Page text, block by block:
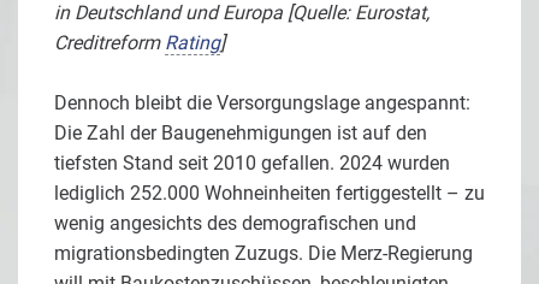
in Deutschland und Europa [Quelle: Eurostat,
Creditreform Rating]
Dennoch bleibt die Versorgungslage angespannt:
Die Zahl der Baugenehmigungen ist auf den
tiefsten Stand seit 2010 gefallen. 2024 wurden
lediglich 252.000 Wohneinheiten fertiggestellt – zu
wenig angesichts des demografischen und
migrationsbedingten Zuzugs. Die Merz-Regierung